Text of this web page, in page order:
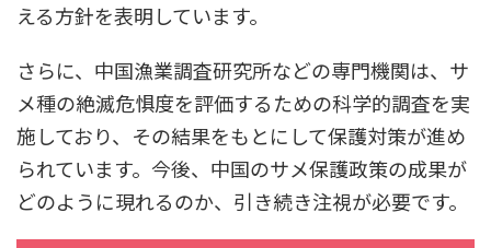
える方針を表明しています。
さらに、中国漁業調査研究所などの専門機関は、サ
メ種の絶滅危惧度を評価するための科学的調査を実
施しており、その結果をもとにして保護対策が進め
られています。今後、中国のサメ保護政策の成果が
どのように現れるのか、引き続き注視が必要です。